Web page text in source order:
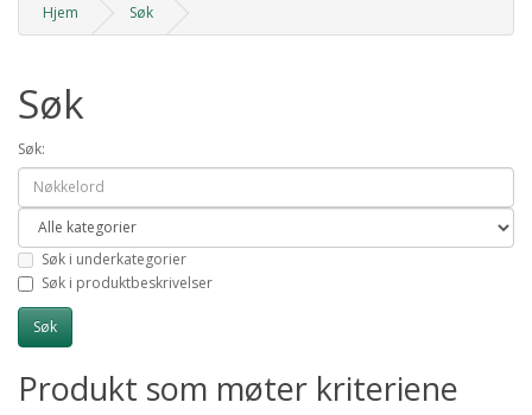
Hjem Søk
Søk
Søk:
Søk i underkategorier
Søk i produktbeskrivelser
Produkt som møter kriteriene